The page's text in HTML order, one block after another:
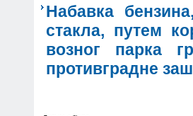
Набавка
стакла, путем
возног парка
противградне